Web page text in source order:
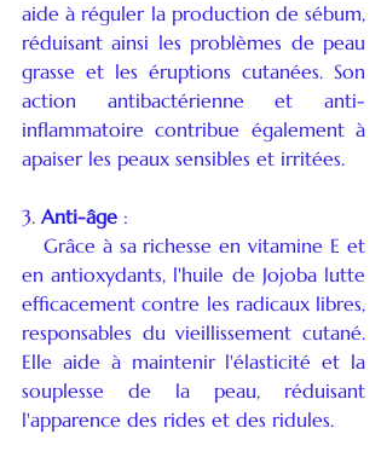
aide à réguler la production de sébum,
réduisant ainsi les problèmes de peau
grasse et les éruptions cutanées. Son
action antibactérienne et anti-
inflammatoire contribue également à
apaiser les peaux sensibles et irritées.
3. Anti-âge :
Grâce à sa richesse en vitamine E et
en antioxydants, l'huile de Jojoba lutte
efficacement contre les radicaux libres,
responsables du vieillissement cutané.
Elle aide à maintenir l'élasticité et la
souplesse de la peau, réduisant
l'apparence des rides et des ridules.